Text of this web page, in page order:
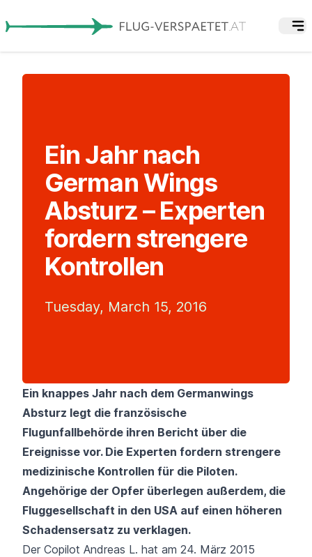
Ein Jahr nach
German Wings
Absturz – Experten
fordern strengere
Kontrollen
Tuesday, March 15, 2016
Ein knappes Jahr nach dem Germanwings
Absturz legt die französische
Flugunfallbehörde ihren Bericht über die
Ereignisse vor. Die Experten fordern strengere
medizinische Kontrollen für die Piloten.
Angehörige der Opfer überlegen außerdem, die
Fluggesellschaft in den USA auf einen höheren
Schadensersatz zu verklagen.
Der Copilot Andreas L. hat am 24. März 2015